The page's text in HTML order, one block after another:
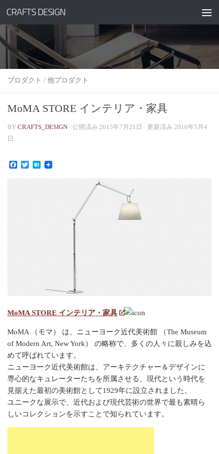
コンテンツへスキップ
CRAFTS DESIGN
プロダクト / 他プロダクト
MoMA STORE インテリア・家具
BY CRAFTS_DESIGN · 公開済み 2015年7月21日 · 更新済み 2016年5月4
日
Facebook
TwitterHatena
MoMA STORE インテリア・家具
MoMA （モマ） は、ニューヨーク近代美術館 （The Museum
of Modern Art, New York） の略称で、多くの人々に親しみを込
めて呼ばれています。
ニューヨーク近代美術館は、アーキテクチャー＆デザインに
専心的なキュレーターたちを所属させる、現代という時代を
見据えた最初の美術館として1929年に設立されました。
ユニークな展示で、近代および現代芸術の世界で最も素晴ら
しいコレクションを示すことで知られています。